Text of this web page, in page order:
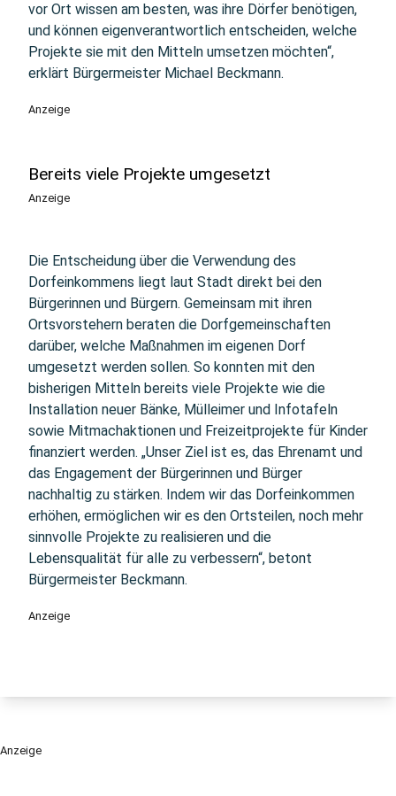
vor Ort wissen am besten, was ihre Dörfer benötigen,
und können eigenverantwortlich entscheiden, welche
Projekte sie mit den Mitteln umsetzen möchten“,
erklärt Bürgermeister Michael Beckmann.
Anzeige
Bereits viele Projekte umgesetzt
Anzeige
Die Entscheidung über die Verwendung des
Dorfeinkommens liegt laut Stadt direkt bei den
Bürgerinnen und Bürgern. Gemeinsam mit ihren
Ortsvorstehern beraten die Dorfgemeinschaften
darüber, welche Maßnahmen im eigenen Dorf
umgesetzt werden sollen. So konnten mit den
bisherigen Mitteln bereits viele Projekte wie die
Installation neuer Bänke, Mülleimer und Infotafeln
sowie Mitmachaktionen und Freizeitprojekte für Kinder
finanziert werden. „Unser Ziel ist es, das Ehrenamt und
das Engagement der Bürgerinnen und Bürger
nachhaltig zu stärken. Indem wir das Dorfeinkommen
erhöhen, ermöglichen wir es den Ortsteilen, noch mehr
sinnvolle Projekte zu realisieren und die
Lebensqualität für alle zu verbessern“, betont
Bürgermeister Beckmann.
Anzeige
Anzeige